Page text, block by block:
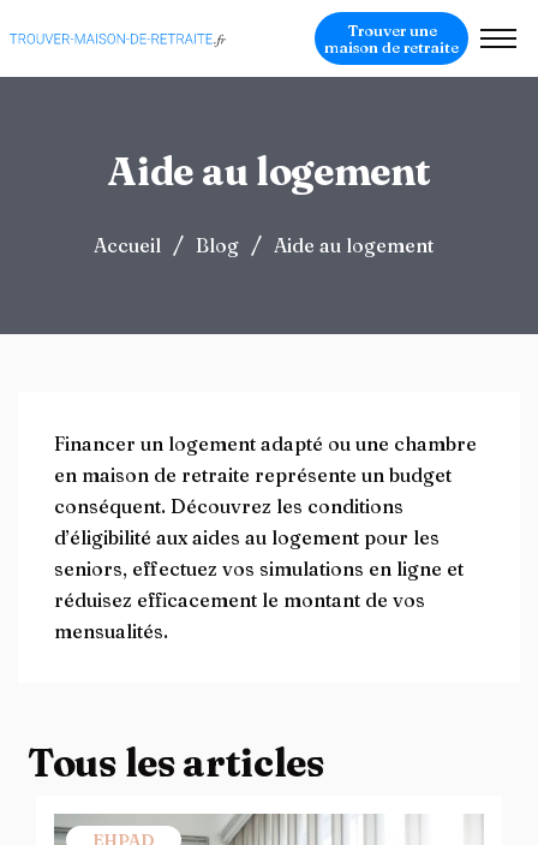
Trouver une
maison de retraite
Aide au logement
Accueil / Blog / Aide au logement
Financer un logement adapté ou une chambre
en maison de retraite représente un budget
conséquent. Découvrez les conditions
d’éligibilité aux aides au logement pour les
seniors, effectuez vos simulations en ligne et
réduisez efficacement le montant de vos
mensualités.
Tous les articles
EHPAD